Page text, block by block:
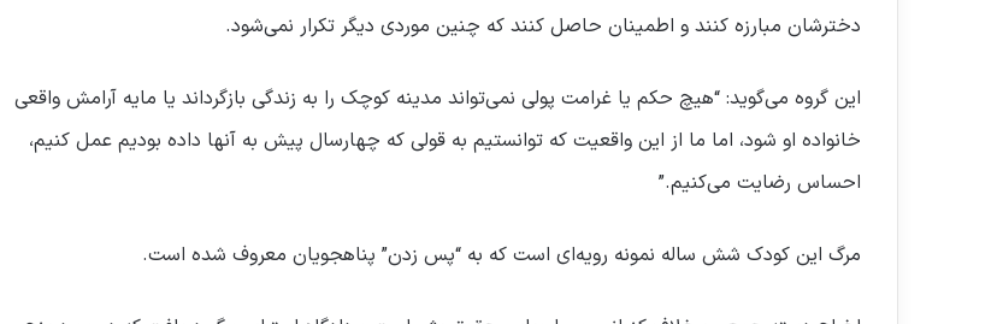
دخترشان مبارزه کنند و اطمینان حاصل کنند که چنین موردی دیگر تکرار نمی‌شود.
این گروه می‌گوید: “هیچ حکم یا غرامت پولی نمی‌تواند مدینه کوچک را به زندگی بازگرداند یا مایه آرامش واقعی
خانواده او شود، اما ما از این واقعیت که توانستیم به قولی که چهارسال پیش به آنها داده بودیم عمل کنیم،
احساس رضایت می‌کنیم.”
مرگ این کودک شش ساله نمونه رویه‌ای است که به “پس زدن” پناهجویان معروف شده است.
فرش قرمز اروپا برای تروریست‌ها؛ از القاعده تا
رجوی
کمپ منافقین در آلبانی